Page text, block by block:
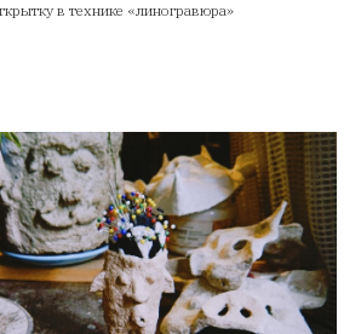
в технике «линогравюра»